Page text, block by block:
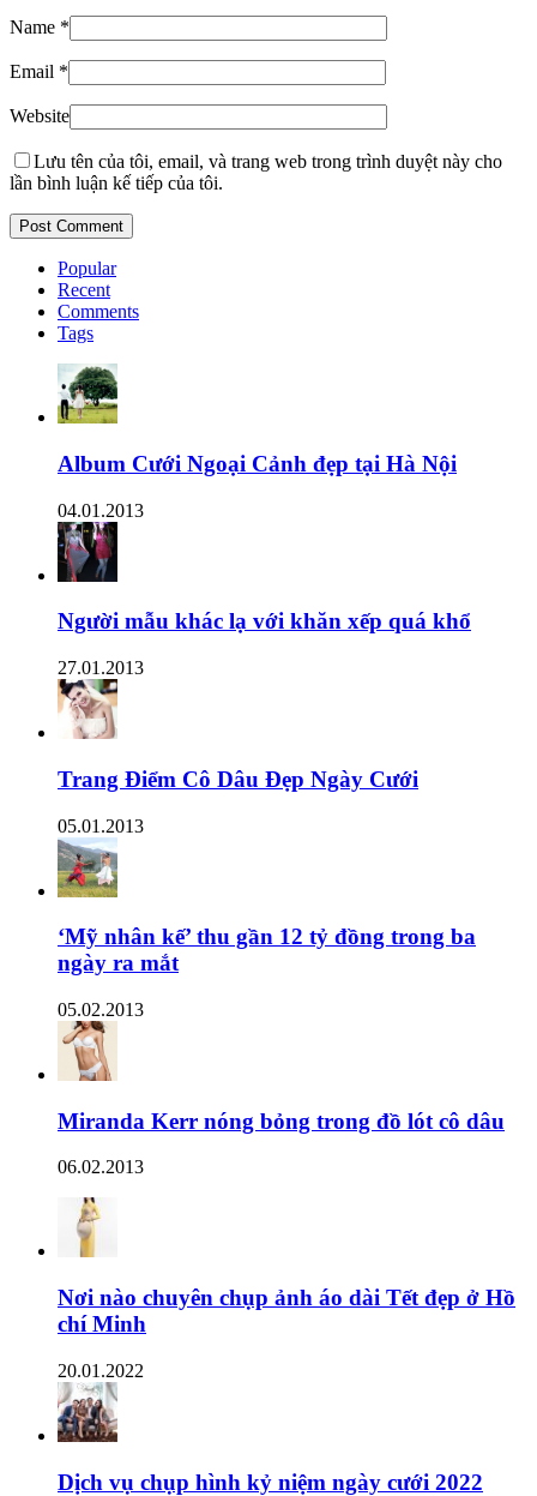
Name *
Email *
Website
Lưu tên của tôi, email, và trang web trong trình duyệt này cho
lần bình luận kế tiếp của tôi.
Popular
Recent
Comments
Tags
Album Cưới Ngoại Cảnh đẹp tại Hà Nội
04.01.2013
Người mẫu khác lạ với khăn xếp quá khổ
27.01.2013
Trang Điểm Cô Dâu Đẹp Ngày Cưới
05.01.2013
‘Mỹ nhân kế’ thu gần 12 tỷ đồng trong ba
ngày ra mắt
05.02.2013
Miranda Kerr nóng bỏng trong đồ lót cô dâu
06.02.2013
Nơi nào chuyên chụp ảnh áo dài Tết đẹp ở Hồ
chí Minh
20.01.2022
Dịch vụ chụp hình kỷ niệm ngày cưới 2022